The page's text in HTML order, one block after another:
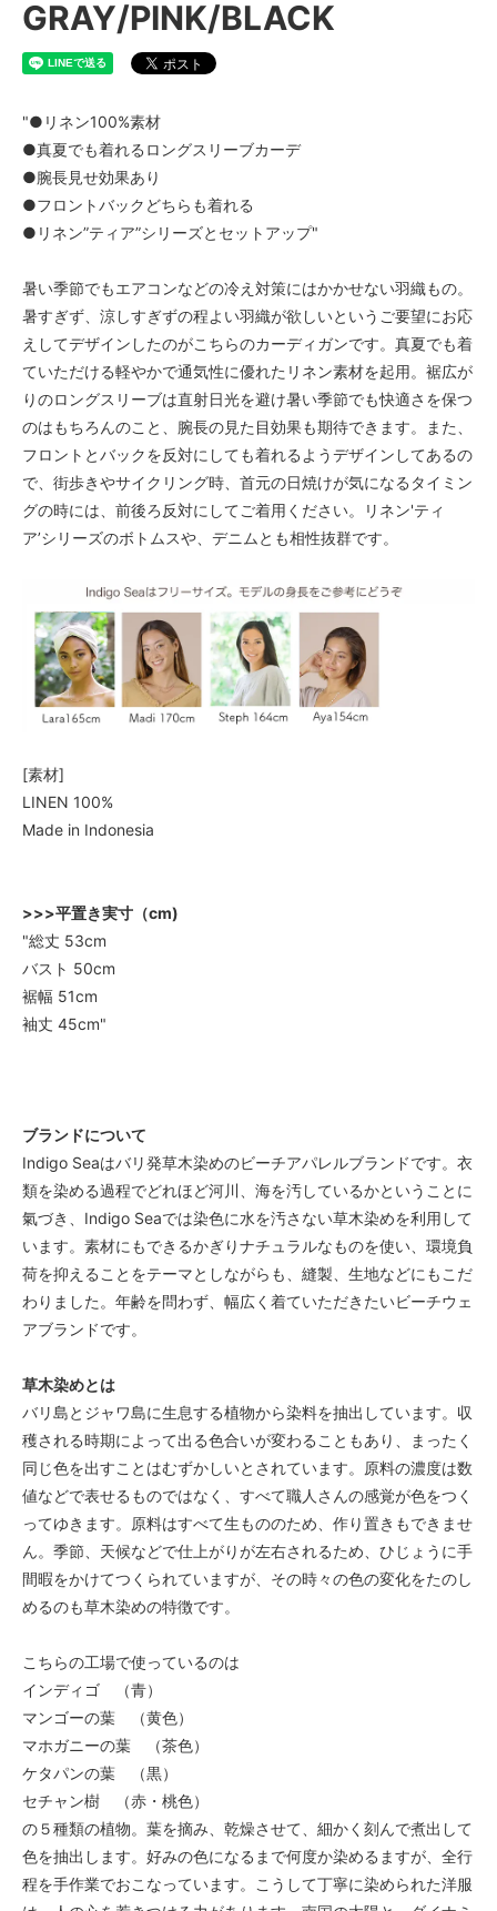
GRAY/PINK/BLACK
"●リネン100%素材
●真夏でも着れるロングスリーブカーデ
●腕長見せ効果あり
●フロントバックどちらも着れる
●リネン”ティア”シリーズとセットアップ"
暑い季節でもエアコンなどの冷え対策にはかかせない羽織もの。
暑すぎず、涼しすぎずの程よい羽織が欲しいというご要望にお応
えしてデザインしたのがこちらのカーディガンです。真夏でも着
ていただける軽やかで通気性に優れたリネン素材を起用。裾広が
りのロングスリーブは直射日光を避け暑い季節でも快適さを保つ
のはもちろんのこと、腕長の見た目効果も期待できます。また、
フロントとバックを反対にしても着れるようデザインしてあるの
で、街歩きやサイクリング時、首元の日焼けが気になるタイミン
グの時には、前後ろ反対にしてご着用ください。リネン'ティ
ア’シリーズのボトムスや、デニムとも相性抜群です。
[素材]
LINEN 100%
Made in Indonesia
>>>平置き実寸（cm)
"総丈 53cm
バスト 50cm
裾幅 51cm
袖丈 45cm"
ブランドについて
Indigo Seaはバリ発草木染めのビーチアパレルブランドです。衣
類を染める過程でどれほど河川、海を汚しているかということに
氣づき、Indigo Seaでは染色に水を汚さない草木染めを利用して
います。素材にもできるかぎりナチュラルなものを使い、環境負
荷を抑えることをテーマとしながらも、縫製、生地などにもこだ
わりました。年齢を問わず、幅広く着ていただきたいビーチウェ
アブランドです。
草木染めとは
バリ島とジャワ島に生息する植物から染料を抽出しています。収
穫される時期によって出る色合いが変わることもあり、まったく
同じ色を出すことはむずかしいとされています。原料の濃度は数
値などで表せるものではなく、すべて職人さんの感覚が色をつく
ってゆきます。原料はすべて生もののため、作り置きもできませ
ん。季節、天候などで仕上がりが左右されるため、ひじょうに手
間暇をかけてつくられていますが、その時々の色の変化をたのし
めるのも草木染めの特徴です。
こちらの工場で使っているのは
インディゴ （青）
マンゴーの葉 （黄色）
マホガニーの葉 （茶色）
ケタパンの葉 （黒）
セチャン樹 （赤・桃色）
の５種類の植物。葉を摘み、乾燥させて、細かく刻んで煮出して
色を抽出します。好みの色になるまで何度か染めるますが、全行
程を手作業でおこなっています。こうして丁寧に染められた洋服